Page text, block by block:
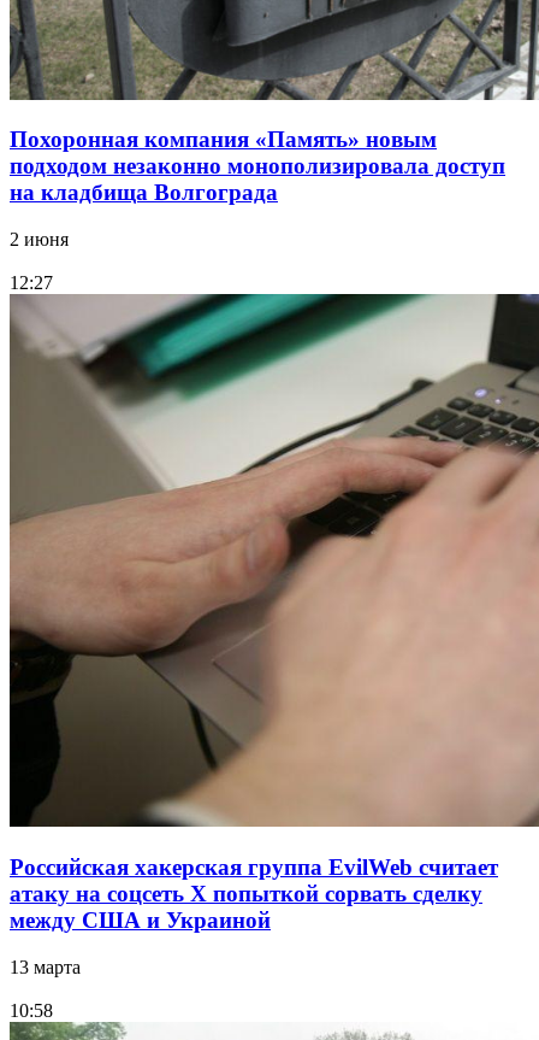
Похоронная компания «Память» новым
подходом незаконно монополизировала доступ
на кладбища Волгограда
2 июня
12:27
Российская хакерская группа EvilWeb считает
атаку на соцсеть Х попыткой сорвать сделку
между США и Украиной
13 марта
10:58